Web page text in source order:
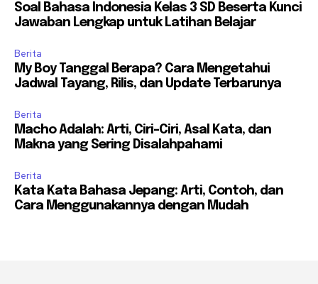
Soal Bahasa Indonesia Kelas 3 SD Beserta Kunci
Jawaban Lengkap untuk Latihan Belajar
Berita
My Boy Tanggal Berapa? Cara Mengetahui
Jadwal Tayang, Rilis, dan Update Terbarunya
Berita
Macho Adalah: Arti, Ciri-Ciri, Asal Kata, dan
Makna yang Sering Disalahpahami
Berita
Kata Kata Bahasa Jepang: Arti, Contoh, dan
Cara Menggunakannya dengan Mudah